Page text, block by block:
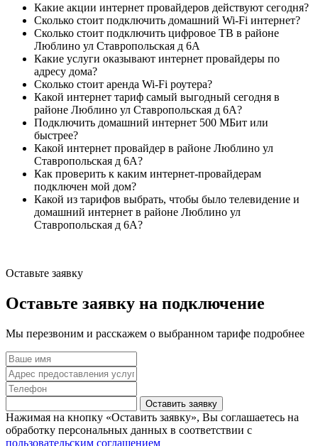
Какие акции интернет провайдеров действуют сегодня?
Сколько стоит подключить домашний Wi-Fi интернет?
Сколько стоит подключить цифровое ТВ в районе
Люблино ул Ставропольская д 6А
Какие услуги оказывают интернет провайдеры по
адресу дома?
Сколько стоит аренда Wi-Fi роутера?
Какой интернет тариф самый выгодный сегодня в
районе Люблино ул Ставропольская д 6А?
Подключить домашний интернет 500 МБит или
быстрее?
Какой интернет провайдер в районе Люблино ул
Ставропольская д 6А?
Как проверить к каким интернет-провайдерам
подключен мой дом?
Какой из тарифов выбрать, чтобы было телевидение и
домашний интернет в районе Люблино ул
Ставропольская д 6А?
Оставьте заявку
Оставьте заявку на подключение
Мы перезвоним и расскажем о выбранном тарифе подробнее
Оставить заявку
Нажимая на кнопку «Оставить заявку», Вы соглашаетесь на
обработку персональных данных в соответствии с
пользовательским соглашением